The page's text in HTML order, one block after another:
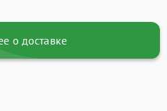
о доставке